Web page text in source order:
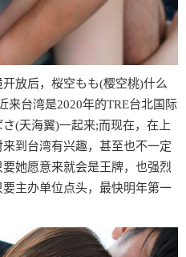
放后，桜空もも(樱空桃)什么
来台湾是2020年的TRE台北国际
(天海翼)一起来;而现在，在上
到台湾有兴趣，甚至也不一定
她愿意来就会是王牌，也强烈
主办单位点头，最快明年第一